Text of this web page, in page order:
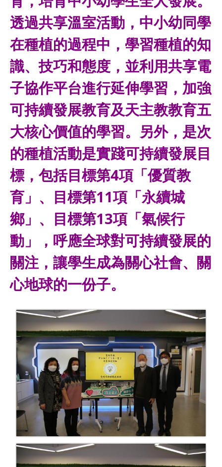
透過共享溫室活動，中小幼同學
在種植的過程中，學習種植的知
識、技巧和態度，並利用共享電
子協作平台進行延伸學習，加強
可持續發展教育及天主教教育五
大核心價值的學習。另外，是次
的種植活動是實踐可持續發展目
標，包括目標第4項「優質教
育」、目標第11項「永續城
鄉」、目標第13項「氣候行
動」，呼應全球對可持續發展的
關注，讓學生成為關心社會、關
心地球的一份子。